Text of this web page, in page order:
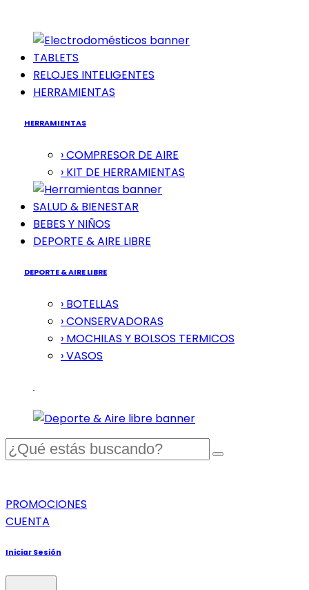
TABLETS
RELOJES INTELIGENTES
HERRAMIENTAS
HERRAMIENTAS
› COMPRESOR DE AIRE
› KIT DE HERRAMIENTAS
SALUD & BIENESTAR
BEBES Y NIÑOS
DEPORTE & AIRE LIBRE
DEPORTE & AIRE LIBRE
› BOTELLAS
› CONSERVADORAS
› MOCHILAS Y BOLSOS TERMICOS
› VASOS
PROMOCIONES
CUENTA
Iniciar Sesión